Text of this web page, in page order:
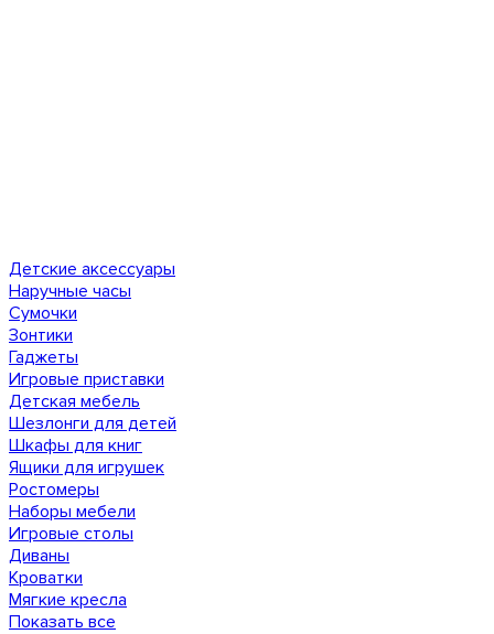
Детские аксессуары
Наручные часы
Сумочки
Зонтики
Гаджеты
Игровые приставки
Детская мебель
Шезлонги для детей
Шкафы для книг
Ящики для игрушек
Ростомеры
Наборы мебели
Игровые столы
Диваны
Кроватки
Мягкие кресла
Показать все